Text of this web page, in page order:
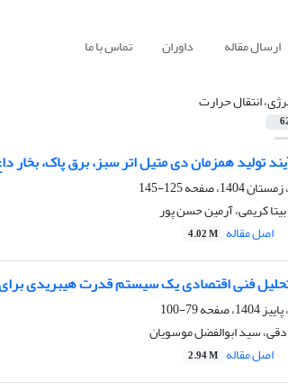
ارسال مقاله داوران تماس با ما
انتقال حرارت
تولید همزمان دی متیل اتر سبز، برق پاک، بخار
125-145
کریمی، آرمین حسن پور
اصل مقاله 4.02 M
فنی اقتصادی یک سیستم قدرت هیبریدی برای
79-100
سید ابوالفضل موسویان
اصل مقاله 2.94 M